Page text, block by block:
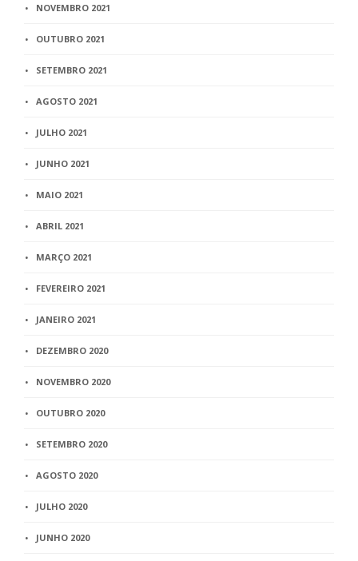
NOVEMBRO 2021
OUTUBRO 2021
SETEMBRO 2021
AGOSTO 2021
JULHO 2021
JUNHO 2021
MAIO 2021
ABRIL 2021
MARÇO 2021
FEVEREIRO 2021
JANEIRO 2021
DEZEMBRO 2020
NOVEMBRO 2020
OUTUBRO 2020
SETEMBRO 2020
AGOSTO 2020
JULHO 2020
JUNHO 2020